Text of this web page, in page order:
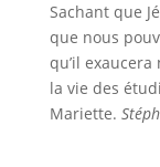
Sachant que
que nous
qu’il
la vie des
Mariette.